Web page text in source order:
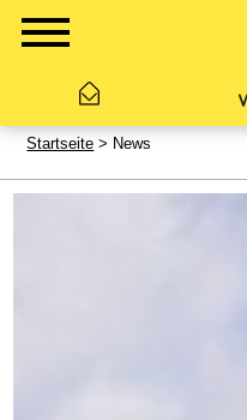
Startseite > News